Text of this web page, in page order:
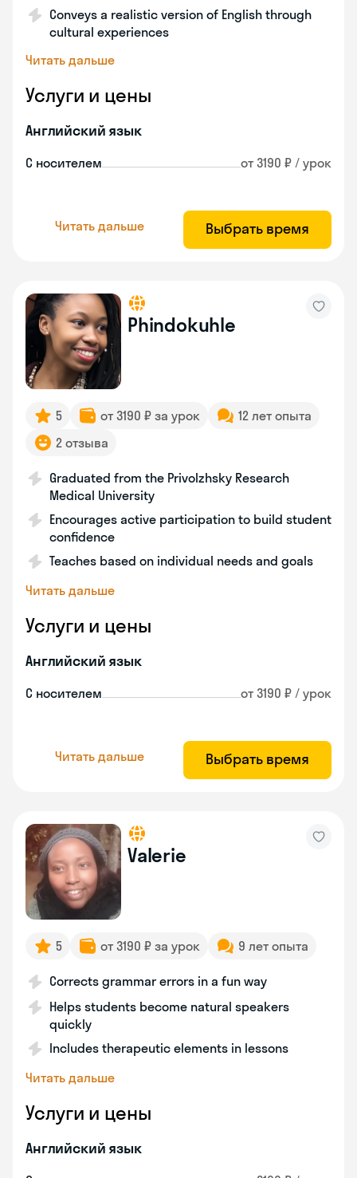
Conveys a realistic version of English through
cultural experiences
Читать дальше
Услуги и цены
Английский язык
С носителем от 3190 ₽ / урок
Читать дальше Выбрать время
Phindokuhle
5 от 3190 ₽ за урок
12 лет опыта
2 отзыва
Graduated from the Privolzhsky Research
Medical University
Encourages active participation to build student
confidence
Teaches based on individual needs and goals
Читать дальше
Услуги и цены
Английский язык
С носителем от 3190 ₽ / урок
Читать дальше Выбрать время
Valerie
5 от 3190 ₽ за урок 9 лет опыта
Corrects grammar errors in a fun way
Helps students become natural speakers
quickly
Includes therapeutic elements in lessons
Читать дальше
Услуги и цены
Английский язык